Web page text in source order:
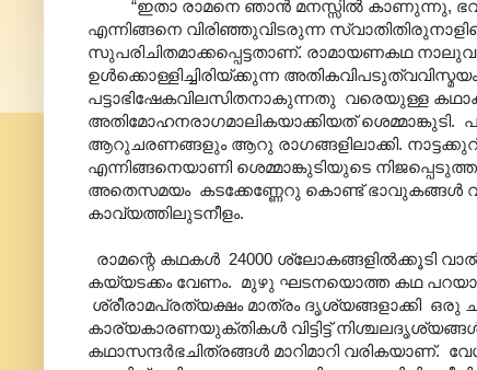
“ഇതാ രാമനെ ഞാന്‍ മനസ്സില്‍ കാണുന്നു,
എന്നിങ്ങനെ വിരിഞ്ഞുവിടരുന്ന
സുപരിചിതമാക്കപ്പെട്ടതാണ്. രാമായണകഥ
ഉള്‍ക്കൊള്ളിച്ചിരിയ്ക്കുന്ന
പട്ടാഭിഷേകവിലസിതനാകുന്നതു വരെയുള്ള
അതിമോഹനരാഗമാലികയാക്കിയത് ശെമ്മാങ്കുടി.
ആറുചരണങ്ങളും ആറു രാഗങ്ങളിലാക്കി.
എന്നിങ്ങനെയാണി ശെമ്മാങ്കുടിയുടെ
അതെസമയം ‍ കടക്കേണ്ണേറു കൊണ്ട്
കാവ്യത്തിലുടനീളം.
രാമന്റെ കഥകള്‍ ‍ 24000 ശ്ലോകങ്ങളില്‍ക്കൂടി
കയ്യടക്കം വേണം. മുഴു ഘടനയൊത്ത കഥ
ശ്രീരാമപ്രത്യക്ഷം മാത്രം ദൃശ്യങ്ങളാക്കി ഒരു
കാര്യകാരണയുക്തികള്‍ വിട്ടിട്ട്
കഥാസന്ദര്‍ഭചിത്രങ്ങള്‍ മാറിമാറി